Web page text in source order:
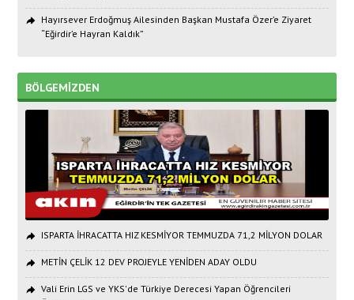
Hayırsever Erdoğmuş Ailesinden Başkan Mustafa Özer’e Ziyaret
“Eğirdir’e Hayran Kaldık”
BÖLGEMİZDEN
ISPARTA İHRACATTA HIZ KESMİYOR TEMMUZDA 71,2 MİLYON DOLAR
METİN ÇELİK 12 DEV PROJEYLE YENİDEN ADAY OLDU
Vali Erin LGS ve YKS'de Türkiye Derecesi Yapan Öğrencileri